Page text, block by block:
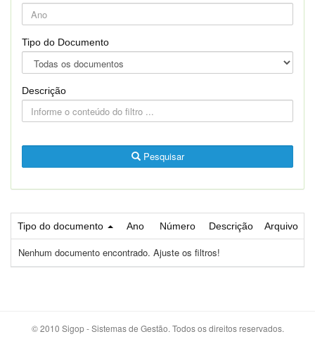
Tipo do Documento
Descrição
Pesquisar
Tipo do documento Ano Número Descrição Arquivo
Nenhum documento encontrado. Ajuste os filtros!
© 2010 Sigop - Sistemas de Gestão. Todos os direitos reservados.